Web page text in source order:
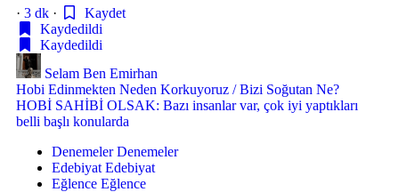
· 3 dk ·
Kaydet
Kaydedildi
Kaydedildi
Selam Ben Emirhan
Hobi Edinmekten Neden Korkuyoruz / Bizi Soğutan Ne?
HOBİ SAHİBİ OLSAK: Bazı insanlar var, çok iyi yaptıkları
belli başlı konularda
DenemelerDenemeler
Edebiyat Edebiyat
Eğlence Eğlence